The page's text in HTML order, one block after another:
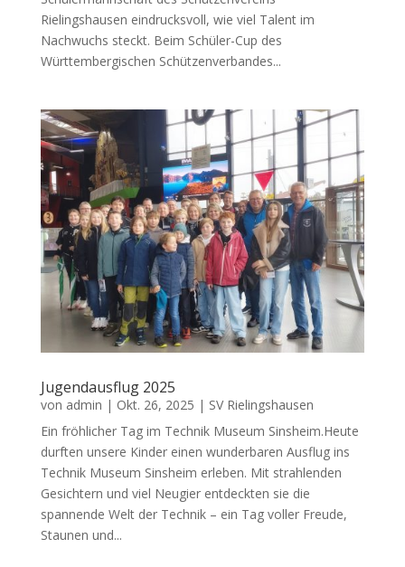
Rielingshausen eindrucksvoll, wie viel Talent im
Nachwuchs steckt. Beim Schüler-Cup des
Württembergischen Schützenverbandes...
Jugendausflug 2025
von admin | Okt. 26, 2025 | SV Rielingshausen
Ein fröhlicher Tag im Technik Museum Sinsheim.Heute
durften unsere Kinder einen wunderbaren Ausflug ins
Technik Museum Sinsheim erleben. Mit strahlenden
Gesichtern und viel Neugier entdeckten sie die
spannende Welt der Technik – ein Tag voller Freude,
Staunen und...